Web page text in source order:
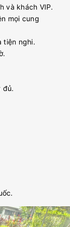
và khách VIP.
mọi cung
tiện nghi.
đủ.